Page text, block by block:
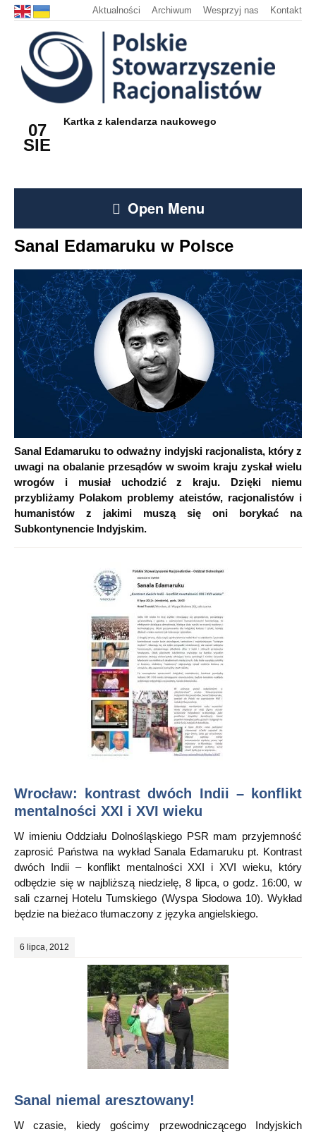
Aktualności Archiwum Wesprzyj nas Kontakt
07
SIE
Kartka z kalendarza naukowego
Open Menu
Sanal Edamaruku w Polsce
Sanal Edamaruku to odważny indyjski racjonalista, który z
uwagi na obalanie przesądów w swoim kraju zyskał wielu
wrogów i musiał uchodzić z kraju. Dzięki niemu
przybliżamy Polakom problemy ateistów, racjonalistów i
humanistów z jakimi muszą się oni borykać na
Subkontynencie Indyjskim.
Wrocław: kontrast dwóch Indii – konflikt
mentalności XXI i XVI wieku
W imieniu Oddziału Dolnośląskiego PSR mam przyjemność
zaprosić Państwa na wykład Sanala Edamaruku pt. Kontrast
dwóch Indii – konflikt mentalności XXI i XVI wieku, który
odbędzie się w najbliższą niedzielę, 8 lipca, o godz. 16:00, w
sali czarnej Hotelu Tumskiego (Wyspa Słodowa 10). Wykład
będzie na bieżaco tłumaczony z języka angielskiego.
6 lipca, 2012
Sanal niemal aresztowany!
W czasie, kiedy gościmy przewodniczącego Indyjskich